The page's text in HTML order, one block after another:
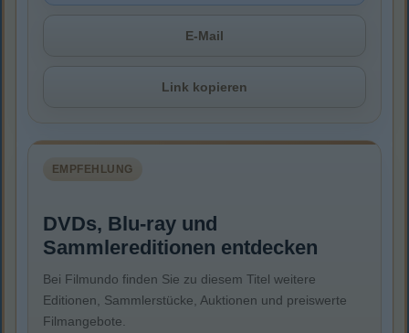
E-Mail
Link kopieren
EMPFEHLUNG
DVDs, Blu-ray und
Sammlereditionen entdecken
Bei Filmundo finden Sie zu diesem Titel weitere
Editionen, Sammlerstücke, Auktionen und preiswerte
Filmangebote.